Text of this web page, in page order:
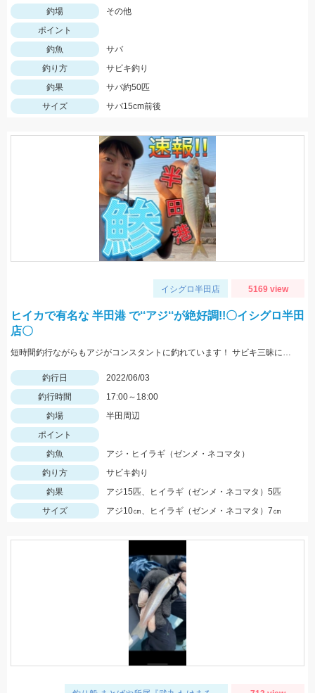
釣場
その他
ポイント
釣魚
サバ
釣り方
サビキ釣り
釣果
サバ約50匹
サイズ
サバ15cm前後
イシグロ半田店 5169 view
ヒイカで有名な 半田港 で‘‘アジ‘‘が絶好調!!〇イシグロ半田
店〇
短時間釣行ながらもアジがコンスタントに釣れています！ サビキ三昧にアジマッチを持って釣りに行こう!!
釣行日
2022/06/03
釣行時間
17:00～18:00
釣場
半田周辺
ポイント
釣魚
アジ・ヒイラギ（ゼンメ・ネコマタ）
釣り方
サビキ釣り
釣果
アジ15匹、ヒイラギ（ゼンメ・ネコマタ）5匹
サイズ
アジ10㎝、ヒイラギ（ゼンメ・ネコマタ）7㎝